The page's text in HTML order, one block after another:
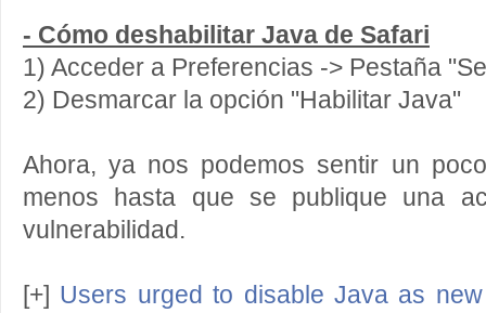
- Cómo deshabilitar Java de Safari
1) Acceder a Preferencias -> Pestaña
2) Desmarcar la opción "Habilitar Java"
Ahora, ya nos podemos sentir un
menos hasta que se publique una
vulnerabilidad.
[+] Users urged to disable Java as